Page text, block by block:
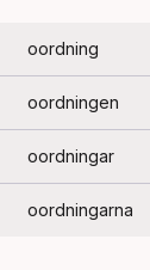
oordning
oordningen
oordningar
oordningarna